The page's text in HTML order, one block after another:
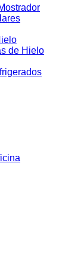
de Hielo